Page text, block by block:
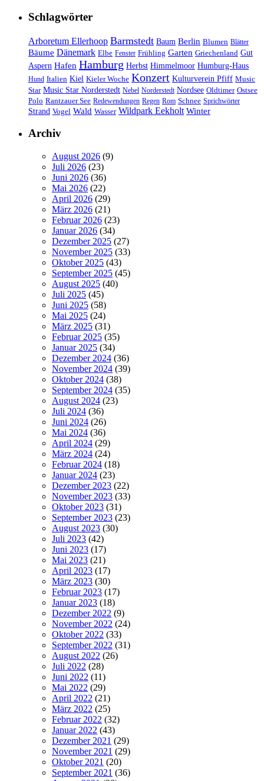
Schlagwörter
Arboretum Ellerhoop Barmstedt Baum Berlin Blumen Blätter
Bäume Dänemark Elbe Fenster Frühling Garten Griechenland Gut
Aspern Hafen Hamburg Herbst Himmelmoor Humburg-Haus
Hund Italien Kiel Kieler Woche Konzert Kulturverein Pfiff Music
Star Music Star Norderstedt Nebel Norderstedt Nordsee Oldtimer Ostsee
Polo Rantzauer See Redewendungen Regen Rom Schnee Sprichwörter
Strand Vogel Wald Wasser Wildpark Eekholt Winter
Archiv
August 2026 (9)
Juli 2026 (23)
Juni 2026 (36)
Mai 2026 (22)
April 2026 (29)
März 2026 (21)
Februar 2026 (23)
Januar 2026 (34)
Dezember 2025 (27)
November 2025 (33)
Oktober 2025 (43)
September 2025 (45)
August 2025 (40)
Juli 2025 (45)
Juni 2025 (58)
Mai 2025 (24)
März 2025 (31)
Februar 2025 (35)
Januar 2025 (34)
Dezember 2024 (36)
November 2024 (39)
Oktober 2024 (38)
September 2024 (35)
August 2024 (23)
Juli 2024 (36)
Juni 2024 (26)
Mai 2024 (36)
April 2024 (29)
März 2024 (24)
Februar 2024 (18)
Januar 2024 (23)
Dezember 2023 (22)
November 2023 (33)
Oktober 2023 (31)
September 2023 (23)
August 2023 (30)
Juli 2023 (42)
Juni 2023 (17)
Mai 2023 (21)
April 2023 (17)
März 2023 (30)
Februar 2023 (17)
Januar 2023 (18)
Dezember 2022 (9)
November 2022 (24)
Oktober 2022 (33)
September 2022 (31)
August 2022 (26)
Juli 2022 (28)
Juni 2022 (11)
Mai 2022 (29)
April 2022 (21)
März 2022 (25)
Februar 2022 (32)
Januar 2022 (43)
Dezember 2021 (29)
November 2021 (29)
Oktober 2021 (20)
September 2021 (36)